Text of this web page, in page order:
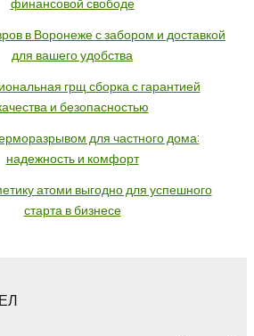
финансовой свободе
в Воронеже с забором и доставкой
для вашего удобства
грщ сборка с гарантией
и безопасностью
для частного дома:
надежность и комфорт
атоми выгодно для успешного
старта в бизнесе